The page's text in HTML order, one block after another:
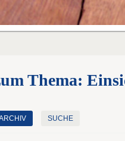
Thema:
SUCHE